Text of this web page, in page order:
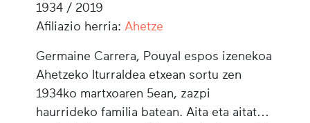
1934 / 2019
Afiliazio herria: Ahetze
Germaine Carrera, Pouyal espos izenekoa
Ahetzeko Iturraldea etxean sortu zen
1934ko martxoaren 5ean, zazpi
haurrideko familia batean. Aita eta aitatxi